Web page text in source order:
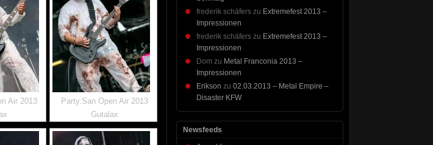
Air 2013
Party.San Open Air 2013
Gutalax
frederik schäfers zu Extremefest 2013 –
Impressionen
frederik schäfers zu Extremefest 2013 –
Impressionen
Dom zu Metal Franconia 2013 –
Impressionen
Erikson zu 02.03.2013 – Metal Empire –
Disaster KFW
Newsfeeds